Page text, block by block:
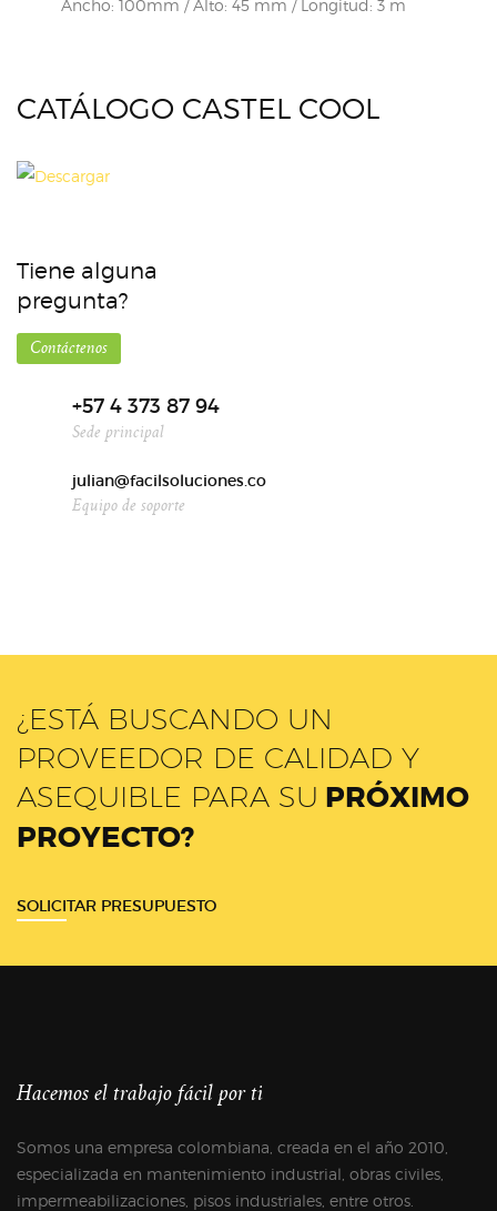
Ancho: 100mm / Alto: 45 mm / Longitud: 3 m
CATÁLOGO CASTEL COOL
Tiene alguna
pregunta?
Contáctenos
+57 4 373 87 94
Sede principal
julian@facilsoluciones.co
Equipo de soporte
¿ESTÁ BUSCANDO UN
PROVEEDOR DE CALIDAD Y
ASEQUIBLE PARA SU PRÓXIMO
PROYECTO?
SOLICITAR PRESUPUESTO
Hacemos el trabajo fácil por ti
Somos una empresa colombiana, creada en el año 2010,
especializada en mantenimiento industrial, obras civiles,
impermeabilizaciones, pisos industriales, entre otros.